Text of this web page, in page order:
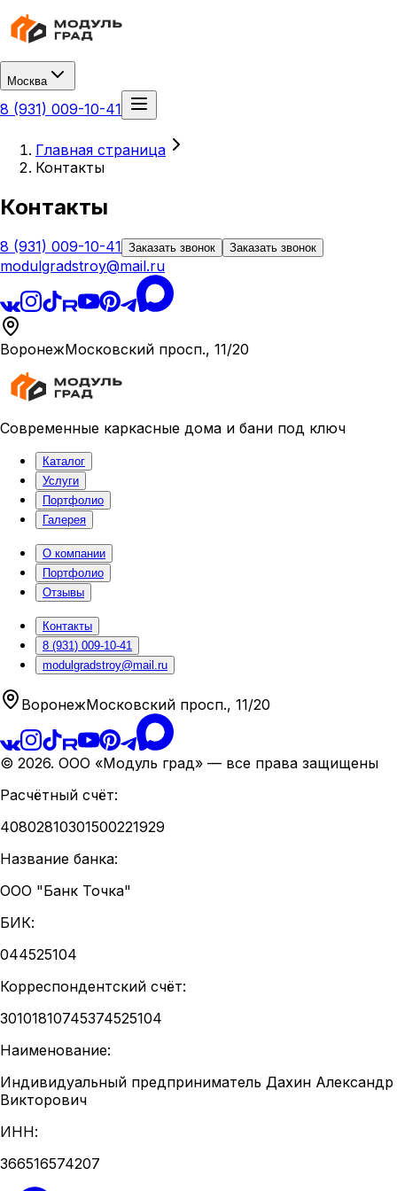
Москва
8 (931) 009-10-41
Главная страница
Контакты
Контакты
8 (931) 009-10-41 Заказать звонок Заказать звонок
modulgradstroy@mail.ru
ВоронежМосковский просп., 11/20
Современные каркасные дома и бани под ключ
Каталог
Услуги
Портфолио
Галерея
О компании
Портфолио
Отзывы
Контакты
8 (931) 009-10-41
modulgradstroy@mail.ru
ВоронежМосковский просп., 11/20
© 2026. ООО «Модуль град» — все права защищены
Расчётный счёт:
40802810301500221929
Название банка:
ООО "Банк Точка"
БИК:
044525104
Корреспондентский счёт:
30101810745374525104
Наименование:
Индивидуальный предприниматель Дахин Александр
Викторович
ИНН:
366516574207